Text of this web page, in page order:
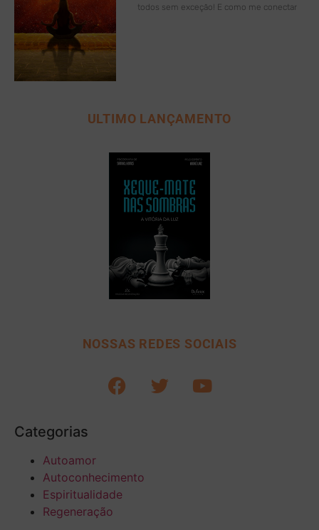
todos sem exceção! E como me conectar
ULTIMO LANÇAMENTO
NOSSAS REDES SOCIAIS
Categorias
Autoamor
Autoconhecimento
Espiritualidade
Regeneração